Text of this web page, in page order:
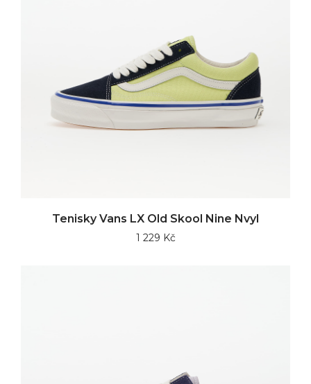
Tenisky Vans LX Old Skool Nine Nvyl
1 229 Kč